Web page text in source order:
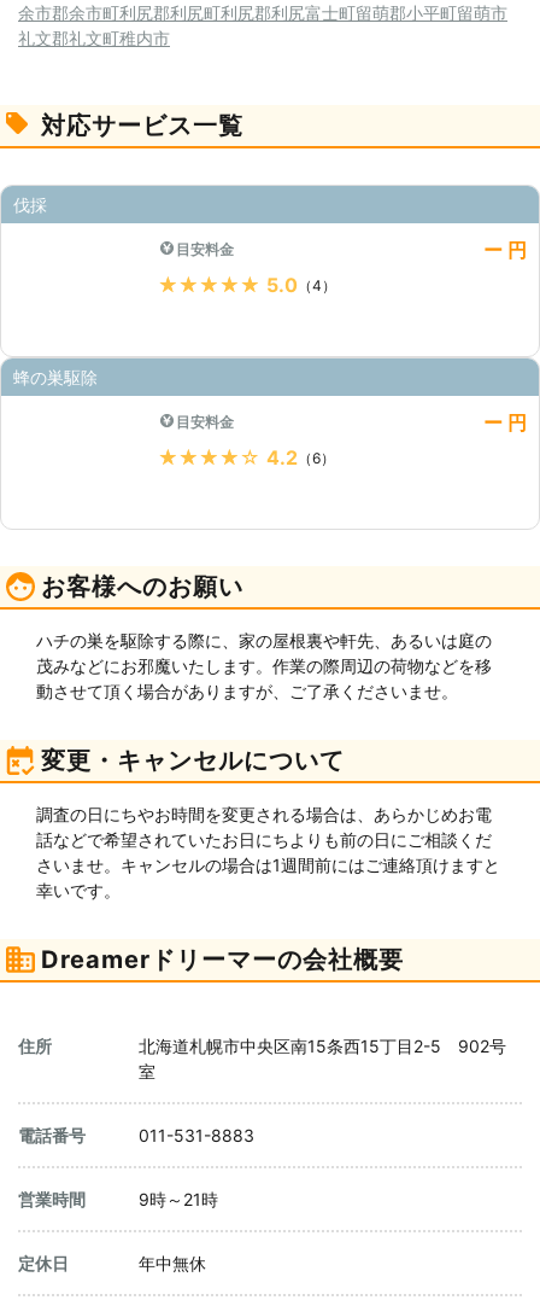
余市郡余市町利尻郡利尻町利尻郡利尻富士町留萌郡小平町留萌市
礼文郡礼文町稚内市
対応サービス一覧
伐採
目安料金
ー 円
★★★★★ 5.0 （4）
蜂の巣駆除
目安料金
ー 円
★★★★★ 4.2 （6）
お客様へのお願い
ハチの巣を駆除する際に、家の屋根裏や軒先、あるいは庭の
茂みなどにお邪魔いたします。作業の際周辺の荷物などを移
動させて頂く場合がありますが、ご了承くださいませ。
変更・キャンセルについて
調査の日にちやお時間を変更される場合は、あらかじめお電
話などで希望されていたお日にちよりも前の日にご相談くだ
さいませ。キャンセルの場合は1週間前にはご連絡頂けますと
幸いです。
Dreamerドリーマーの会社概要
住所
北海道札幌市中央区南15条西15丁目2-5 902号
室
電話番号 011-531-8883
営業時間 9時～21時
定休日 年中無休